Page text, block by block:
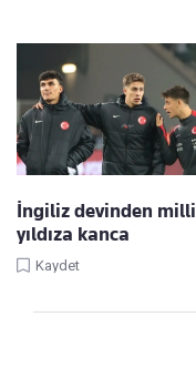
İngiliz devinden milli
yıldıza kanca
Kaydet